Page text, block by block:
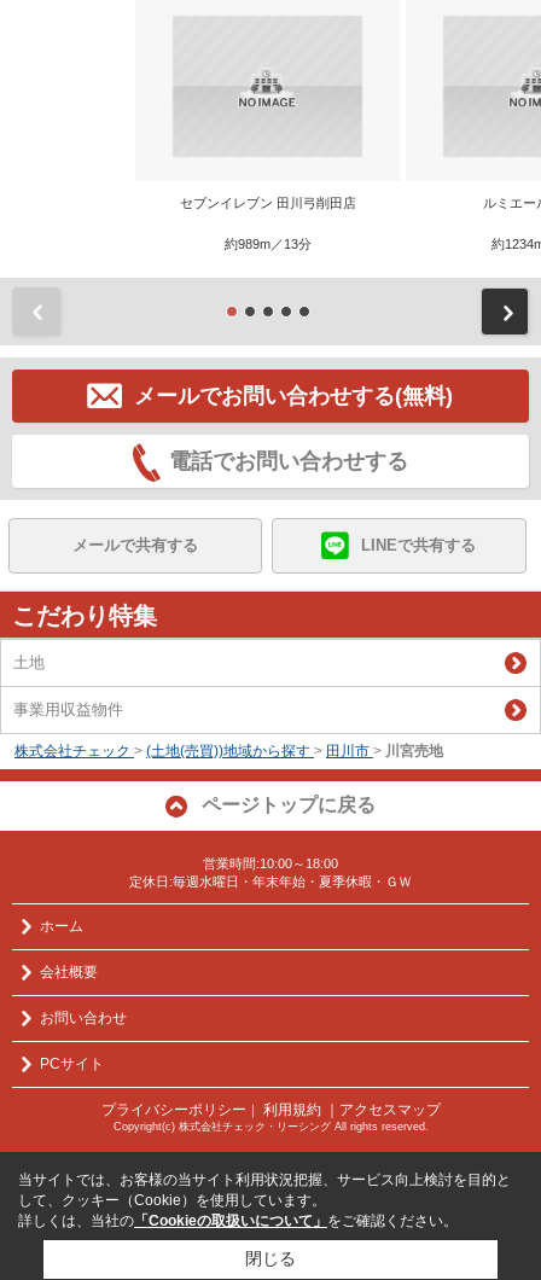
セブンイレブン 田川弓削田店
約989m／13分
ルミエー
約
メールでお問い合わせする(無料)
電話でお問い合わせする
メールで共有する LINEで共有する
こだわり特集
土地
事業用収益物件
株式会社チェック > (土地(売買))地域から探す > 田川市 > 川宮売地
ページトップに戻る
営業時間:10:00～18:00
定休日:毎週水曜日・年末年始・夏季休暇・ＧＷ
ホーム
会社概要
お問い合わせ
PCサイト
プライバシーポリシー ｜ 利用規約 ｜アクセスマップ
Copyright(c) 株式会社チェック・リーシング All rights reserved.
当サイトでは、お客様の当サイト利用状況把握、サービス向上検討を目的と
して、クッキー（Cookie）を使用しています。
詳しくは、当社の 「Cookieの取扱いについて」 をご確認ください。
閉じる